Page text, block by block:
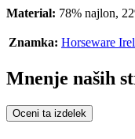
Material: 78% najlon,
Znamka: Horseware
Mnenje naših
Oceni ta izdelek